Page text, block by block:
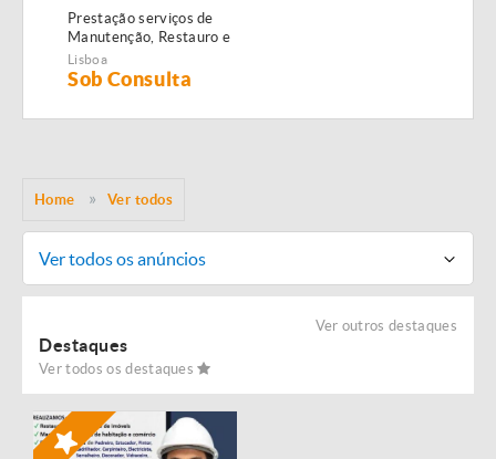
Prestação serviços de
Manutenção, Restauro e
Remodelação de
imóveis!
Lisboa
Sob Consulta
Home Ver todos
Ver todos os anúncios
Ver outros destaques
Destaques
Ver todos os destaques